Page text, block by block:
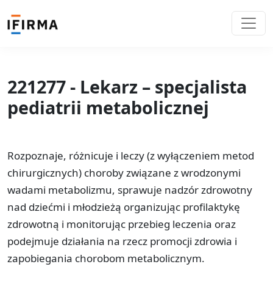
221277 - Lekarz – specjalista
pediatrii metabolicznej
Rozpoznaje, różnicuje i leczy (z wyłączeniem metod
chirurgicznych) choroby związane z wrodzonymi
wadami metabolizmu, sprawuje nadzór zdrowotny
nad dziećmi i młodzieżą organizując profilaktykę
zdrowotną i monitorując przebieg leczenia oraz
podejmuje działania na rzecz promocji zdrowia i
zapobiegania chorobom metabolicznym.